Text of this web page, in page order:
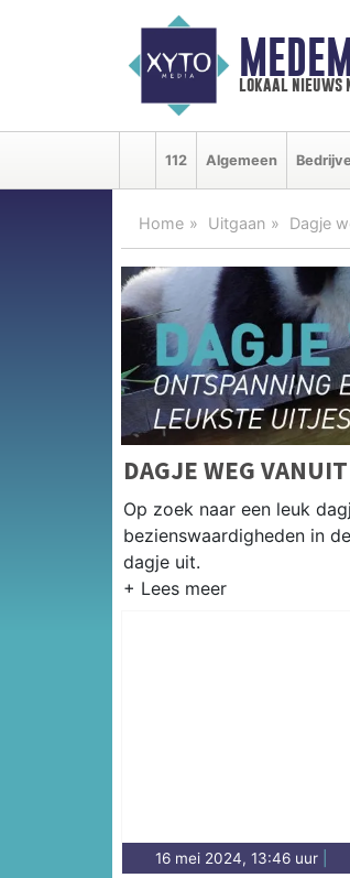
lokaal nieuws
112 Algemeen
Home Uitgaan Dagje
DAGJE WEG
Op zoek naar een leuk
bezienswaardigheden in
dagje uit.
16 mei 2024, 13:46 uur